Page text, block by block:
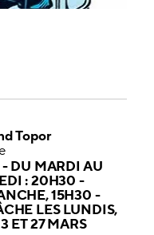
Topor
- DU MARDI AU
: 20H30 -
15H30 -
LES LUNDIS,
ET 27 MARS